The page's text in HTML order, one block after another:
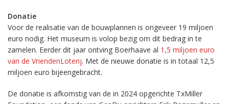
Donatie
Voor de realisatie van de bouwplannen is ongeveer 19 miljoen
euro nodig. Het museum is volop bezig om dit bedrag in te
zamelen. Eerder dit jaar ontving Boerhaave al 1,5 miljoen euro
van de VriendenLoterij. Met de nieuwe donatie is in totaal 12,5
miljoen euro bijeengebracht.
De donatie is afkomstig van de in 2024 opgerichte TxMiller